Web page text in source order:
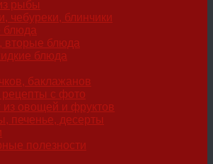
рыбы
чебуреки, блинчики
блюда
вторые блюда
блюда
баклажанов
с фото
из овощей и фруктов
печенье, десерты
полезности